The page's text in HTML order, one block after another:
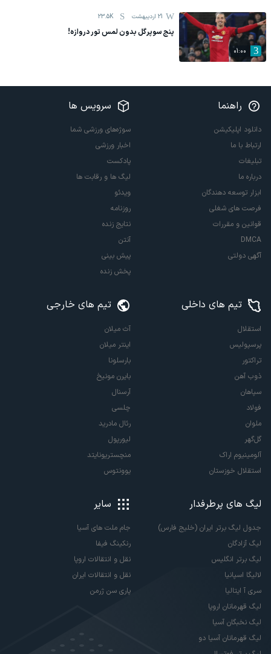
01:00
21 اردیبهشت 23.5K
پنج سوپرگل بدون لمس تور دروازه!
راهنما
دانلود اپلیکیشن
ارتباط با ما
تبلیغات
درباره ما
ابزار توسعه دهندگان
فرصت های شغلی
قوانین و مقررات
DMCA
آگهی دولتی
سرویس ها
سوژه‌های ورزشی شما
اخبار ورزشی
پادکست
لیگ ها و رقابت ها
ویدئو
روزنامه
نتایج زنده
آنتن
پیش بینی
پخش زنده
تیم های داخلی
استقلال
پرسپولیس
تراکتور
ذوب آهن
سپاهان
فولاد
ملوان
گل‌گهر
آلومینیوم اراک
استقلال خوزستان
تیم های خارجی
آث میلان
اینتر میلان
بارسلونا
بایرن مونیخ
آرسنال
چلسی
رئال مادرید
لیورپول
منچستریونایتد
یوونتوس
لیگ های پرطرفدار
جدول لیگ برتر ایران (خلیج فارس)
لیگ آزادگان
لیگ برتر انگلیس
لالیگا اسپانیا
سری آ ایتالیا
لیگ قهرمانان اروپا
لیگ نخبگان آسیا
لیگ قهرمانان آسیا دو
سایر
جام ملت های آسیا
رنکینگ فیفا
نقل و انتقالات اروپا
نقل و انتقالات ایران
پاری سن ژرمن